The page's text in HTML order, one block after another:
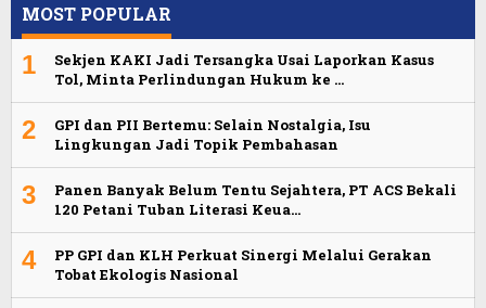
MOST POPULAR
1
Sekjen KAKI Jadi Tersangka Usai Laporkan Kasus
Tol, Minta Perlindungan Hukum ke …
2
GPI dan PII Bertemu: Selain Nostalgia, Isu
Lingkungan Jadi Topik Pembahasan
3
Panen Banyak Belum Tentu Sejahtera, PT ACS Bekali
120 Petani Tuban Literasi Keua…
4
PP GPI dan KLH Perkuat Sinergi Melalui Gerakan
Tobat Ekologis Nasional